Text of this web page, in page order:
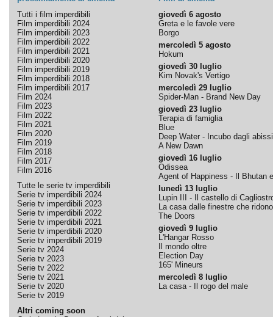
Tutti i film imperdibili
Film imperdibili 2024
Film imperdibili 2023
Film imperdibili 2022
Film imperdibili 2021
Film imperdibili 2020
Film imperdibili 2019
Film imperdibili 2018
Film imperdibili 2017
Film 2024
Film 2023
Film 2022
Film 2021
Film 2020
Film 2019
Film 2018
Film 2017
Film 2016
Tutte le serie tv imperdibili
Serie tv imperdibili 2024
Serie tv imperdibili 2023
Serie tv imperdibili 2022
Serie tv imperdibili 2021
Serie tv imperdibili 2020
Serie tv imperdibili 2019
Serie tv 2024
Serie tv 2023
Serie tv 2022
Serie tv 2021
Serie tv 2020
Serie tv 2019
Altri coming soon
giovedì 6 agosto
Greta e le favole vere
Borgo
mercoledì 5 agosto
Hokum
giovedì 30 luglio
Kim Novak's Vertigo
mercoledì 29 luglio
Spider-Man - Brand New Day
giovedì 23 luglio
Terapia di famiglia
Blue
Deep Water - Incubo dagli abissi
A New Dawn
giovedì 16 luglio
Odissea
Agent of Happiness - Il Bhutan
lunedì 13 luglio
Lupin III - Il castello di
La casa dalle finestre che ridono
The Doors
giovedì 9 luglio
L'Hangar Rosso
Il mondo oltre
Election Day
165' Mineurs
mercoledì 8 luglio
La casa - Il rogo del male